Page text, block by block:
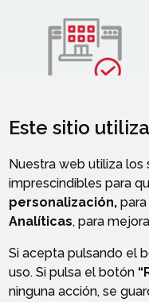
Este sitio
Nuestra web utiliza
imprescindibles para
personalización,
Analíticas, para
Si acepta pulsando el
uso. Si pulsa el botón
ninguna acción, se
DIRECTORIO EMPRESARIAL
VALIDACIÓN DE